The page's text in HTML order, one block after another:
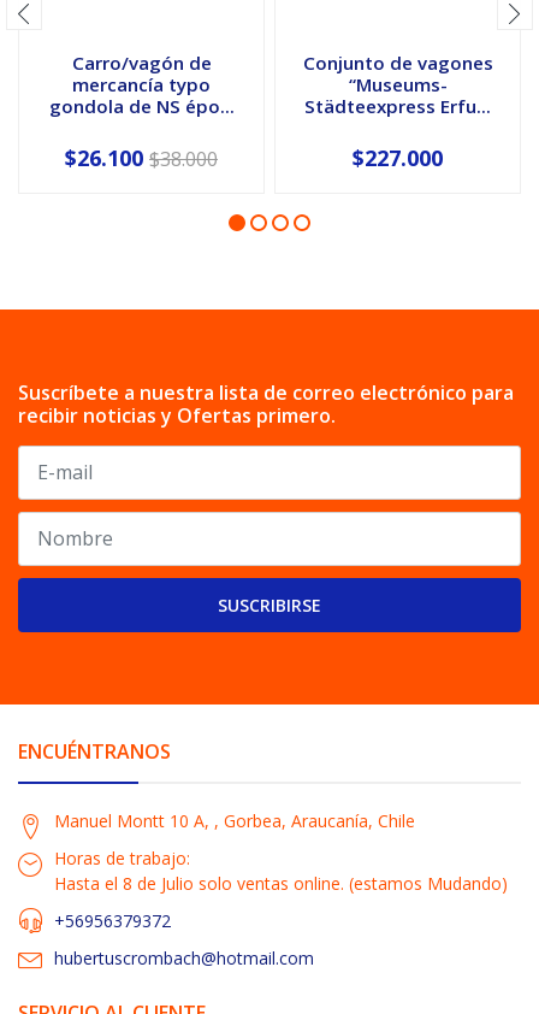
Carro/vagón de
mercancía typo
gondola de NS épo...
$26.100 $38.000
Conjunto de vagones
“Museums-
Städteexpress Erfu...
$227.000
Suscríbete a nuestra lista de correo electrónico para
recibir noticias y Ofertas primero.
SUSCRIBIRSE
ENCUÉNTRANOS
Manuel Montt 10 A, , Gorbea, Araucanía, Chile
Horas de trabajo:
Hasta el 8 de Julio solo ventas online. (estamos Mudando)
+56956379372
hubertuscrombach@hotmail.com